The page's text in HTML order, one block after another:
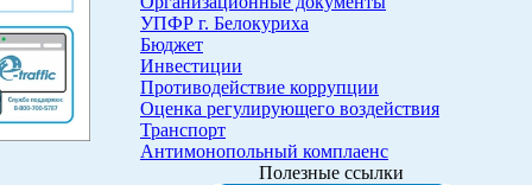
УПФР г. Белокуриха
Бюджет
Инвестиции
Противодействие коррупции
Оценка регулирующего воздействия
Транспорт
Антимонопольный комплаенс
Полезные ссылки